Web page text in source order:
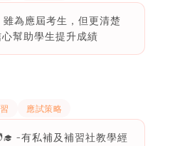
為應屆考生，但更清楚
幫助學生提升成績
應試策略
-有私補及補習社教學經